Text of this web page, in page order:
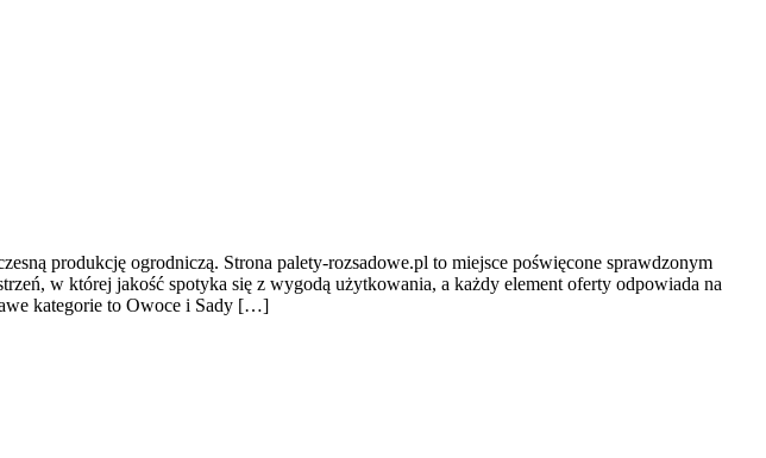
produkcję ogrodniczą. Strona palety-rozsadowe.pl to miejsce poświęcone sprawdzonym
w której jakość spotyka się z wygodą użytkowania, a każdy element oferty odpowiada na
kategorie to Owoce i Sady […]